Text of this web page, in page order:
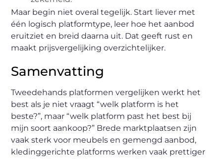
Maar begin niet overal tegelijk. Start liever met
één logisch platformtype, leer hoe het aanbod
eruitziet en breid daarna uit. Dat geeft rust en
maakt prijsvergelijking overzichtelijker.
Samenvatting
Tweedehands platformen vergelijken werkt het
best als je niet vraagt “welk platform is het
beste?”, maar “welk platform past het best bij
mijn soort aankoop?” Brede marktplaatsen zijn
vaak sterk voor meubels en gemengd aanbod,
kledinggerichte platforms werken vaak prettiger